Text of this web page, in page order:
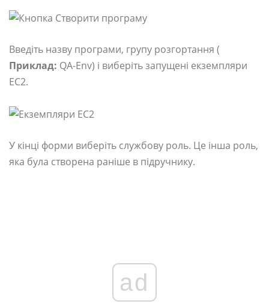
Введіть назву програми, групу розгортання (
Приклад: QA-Env) і виберіть запущені екземпляри
EC2.
У кінці форми виберіть службову роль. Це інша роль,
яка була створена раніше в підручнику.
ad